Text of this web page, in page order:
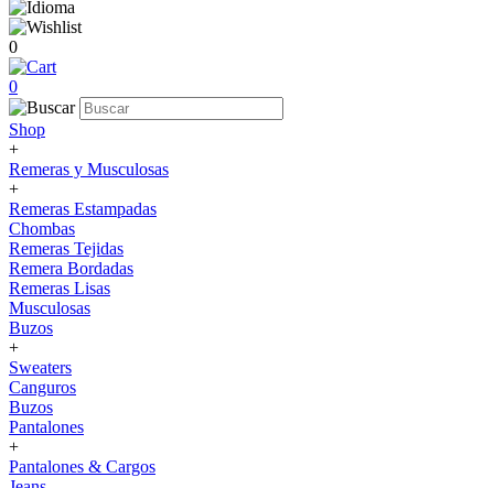
0
0
Shop
+
Remeras y Musculosas
+
Remeras Estampadas
Chombas
Remeras Tejidas
Remera Bordadas
Remeras Lisas
Musculosas
Buzos
+
Sweaters
Canguros
Buzos
Pantalones
+
Pantalones & Cargos